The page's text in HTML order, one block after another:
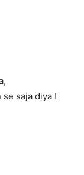
saja diya !